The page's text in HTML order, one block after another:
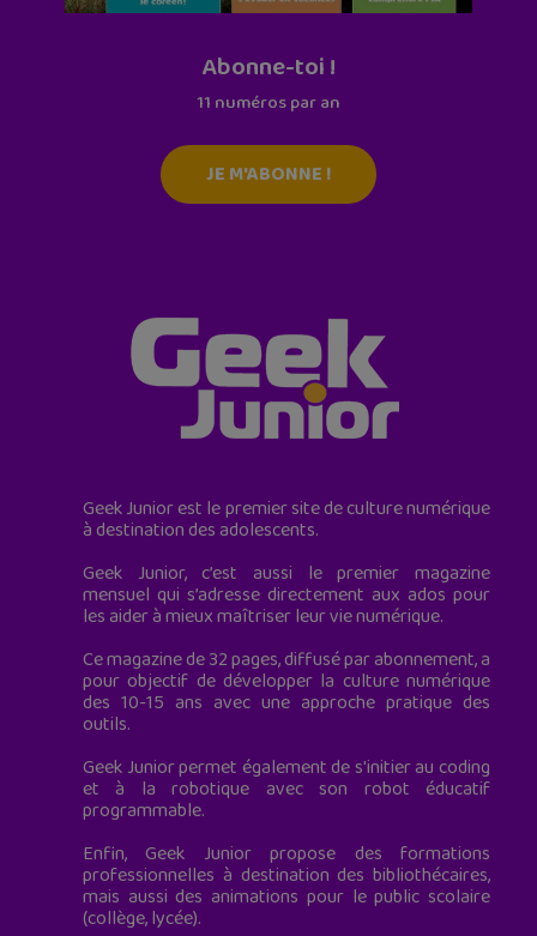
Abonne-toi !
11 numéros par an
JE M'ABONNE !
Geek Junior est le premier site de culture numérique
à destination des adolescents.
Geek Junior, c’est aussi le premier magazine
mensuel qui s’adresse directement aux ados pour
les aider à mieux maîtriser leur vie numérique.
Ce magazine de 32 pages, diffusé par abonnement, a
pour objectif de développer la culture numérique
des 10-15 ans avec une approche pratique des
outils.
Geek Junior permet également de s'initier au coding
et à la robotique avec son robot éducatif
programmable.
Enfin, Geek Junior propose des formations
professionnelles à destination des bibliothécaires,
mais aussi des animations pour le public scolaire
(collège, lycée).